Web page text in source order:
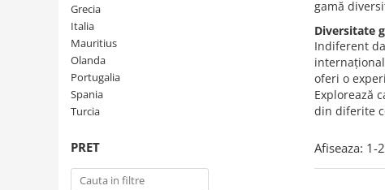
Condimente turcesti
Ghimbir murat la borcan
gamă
Diversitate
Indiferent
oferi o
Explorează
din diferite
Grecia
Italia
Mauritius
Olanda
Portugalia
Spania
Turcia
PRET Afiseaza: 1-